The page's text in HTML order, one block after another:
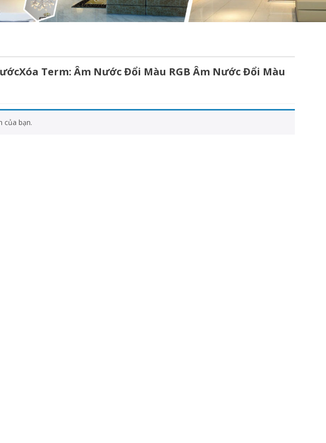
Term: Âm Nước Đổi Màu RGB Âm Nước Đổi Màu
của bạn.